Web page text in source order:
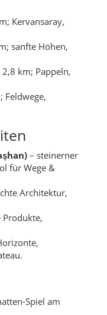
Kervansaray,
sanfte Höhen,
km; Pappeln,
Feldwege,
– steinerner
für Wege &
Architektur,
Produkte,
Spiel am